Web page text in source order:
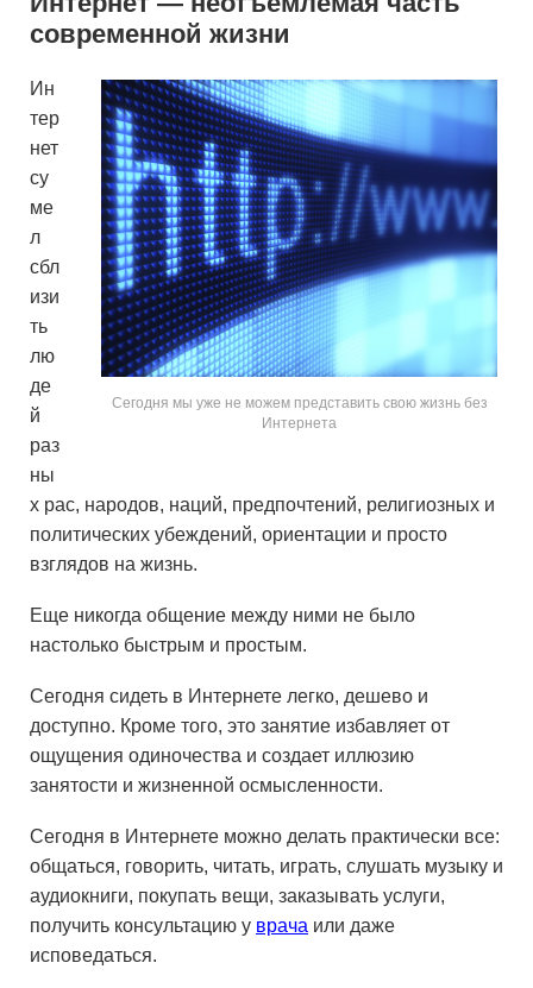
современной жизни
Сегодня мы уже не можем представить свою жизнь без
Интернета
Ин
тер
нет
су
ме
л
сбл
изи
ть
лю
де
й
раз
ны
х рас, народов, наций, предпочтений, религиозных и
политических убеждений, ориентации и просто
взглядов на жизнь.
Еще никогда общение между ними не было
настолько быстрым и простым.
Сегодня сидеть в Интернете легко, дешево и
доступно. Кроме того, это занятие избавляет от
ощущения одиночества и создает иллюзию
занятости и жизненной осмысленности.
Сегодня в Интернете можно делать практически все:
общаться, говорить, читать, играть, слушать музыку и
аудиокниги, покупать вещи, заказывать услуги,
получить консультацию у врача или даже
исповедаться.